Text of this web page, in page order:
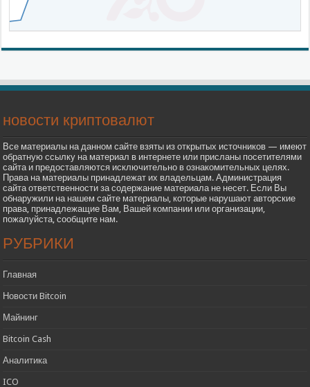
новости криптовалют
Все материалы на данном сайте взяты из открытых источников — имеют
обратную ссылку на материал в интернете или присланы посетителями
сайта и предоставляются исключительно в ознакомительных целях.
Права на материалы принадлежат их владельцам. Администрация
сайта ответственности за содержание материала не несет. Если Вы
обнаружили на нашем сайте материалы, которые нарушают авторские
права, принадлежащие Вам, Вашей компании или организации,
пожалуйста, сообщите нам.
РУБРИКИ
Главная
Новости Bitcoin
Майнинг
Bitcoin Cash
Аналитика
ICO